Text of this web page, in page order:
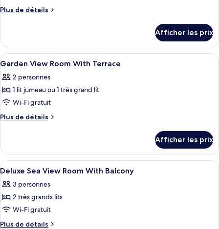
chambre :
sur
la
mer
(Garden)
Plus de détails
Plus
Suite,
vue
sur
mer
(Garden)
Afficher les prix
Afficher
toutes
les
photos
pour
ce
chambre :
Garden
View
Room
With
Terrace
Literie de qualité, couette en duvet,
3
Garden View Room With Terrace
2 personnes
1 lit jumeau ou 1 très grand lit
Wi-Fi gratuit
Plus de détails
Plus
Garden
View
Room
Terrace
Afficher les prix
Afficher
toutes
les
photos
pour
ce
Literie de qualité, couette en duvet,
9
Deluxe Sea View Room With Balcony
3 personnes
2 très grands lits
Wi-Fi gratuit
Plus de détails
Plus